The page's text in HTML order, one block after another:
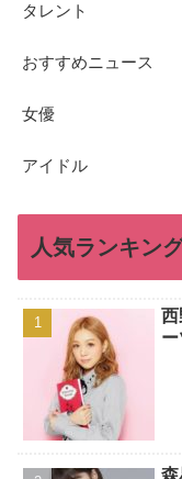
タレント
おすすめニュース
女優
アイドル
人気ランキン